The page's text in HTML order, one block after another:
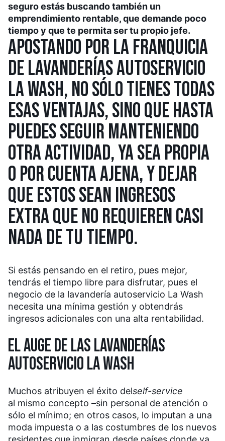
seguro estás buscando también un
emprendimiento rentable, que demande poco
tiempo y que te permita ser tu propio jefe.
APOSTANDO POR LA FRANQUICIA
DE LAVANDERÍAS AUTOSERVICIO
LA WASH, NO SÓLO TIENES TODAS
ESAS VENTAJAS, SINO QUE HASTA
PUEDES SEGUIR MANTENIENDO
OTRA ACTIVIDAD, YA SEA PROPIA
O POR CUENTA AJENA, Y DEJAR
QUE ESTOS SEAN INGRESOS
EXTRA QUE NO REQUIEREN CASI
NADA DE TU TIEMPO.
Si estás pensando en el retiro, pues mejor,
tendrás el tiempo libre para disfrutar, pues el
negocio de la lavandería autoservicio La Wash
necesita una mínima gestión y obtendrás
ingresos adicionales con una alta rentabilidad.
EL AUGE DE LAS LAVANDERÍAS
AUTOSERVICIO LA WASH
Muchos atribuyen el éxito delself-service
al mismo concepto –sin personal de atención o
sólo el mínimo; en otros casos, lo imputan a una
moda impuesta o a las costumbres de los nuevos